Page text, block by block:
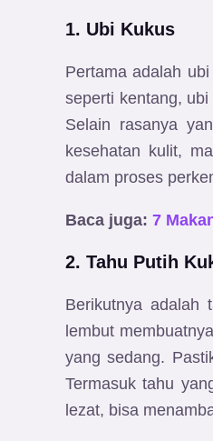
1. Ubi Kukus
Pertama adalah
seperti kentang,
Selain rasanya
kesehatan kulit,
dalam proses
Baca juga: 7
2. Tahu Putih
Berikutnya adalah
lembut
yang sedang.
Termasuk tahu
lezat, bisa